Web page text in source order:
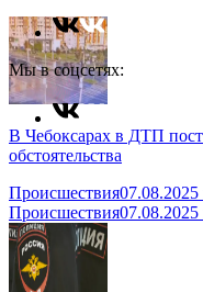
Мы в соцсетях:
В Чебоксарах в ДТП
обстоятельства
Происшествия07.08.2025
Происшествия07.08.2025